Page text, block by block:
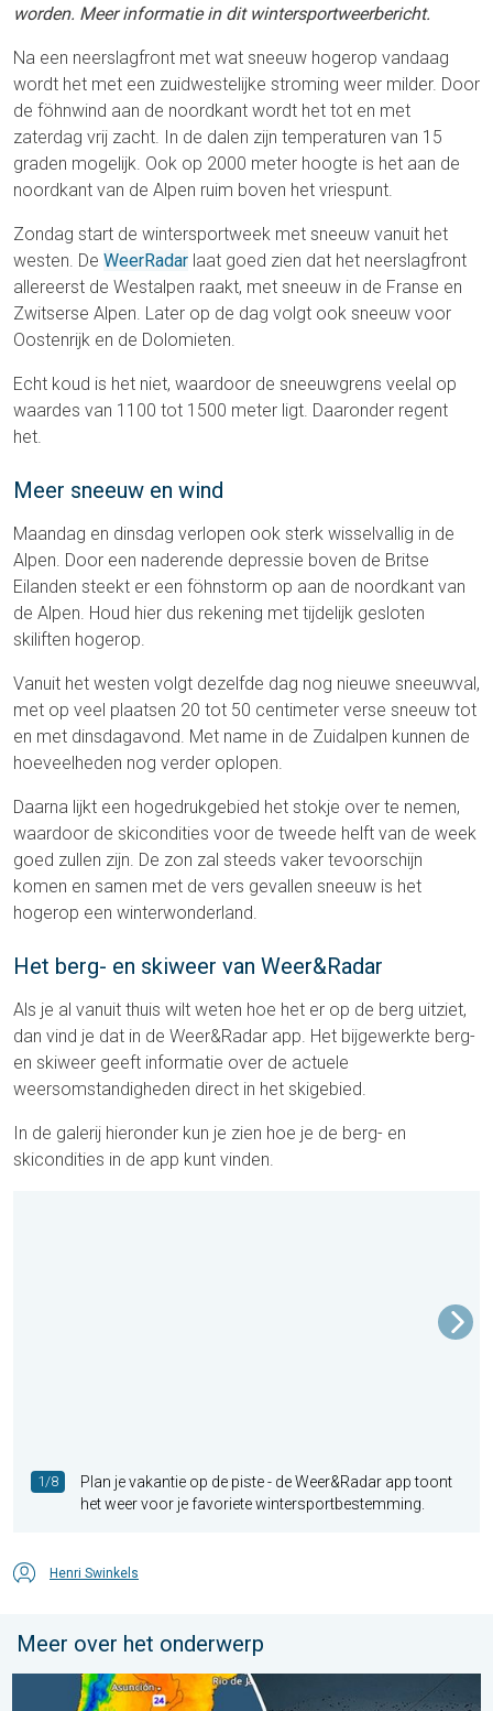
worden. Meer informatie in dit wintersportweerbericht.
Na een neerslagfront met wat sneeuw hogerop vandaag
wordt het met een zuidwestelijke stroming weer milder. Door
de föhnwind aan de noordkant wordt het tot en met
zaterdag vrij zacht. In de dalen zijn temperaturen van 15
graden mogelijk. Ook op 2000 meter hoogte is het aan de
noordkant van de Alpen ruim boven het vriespunt.
Zondag start de wintersportweek met sneeuw vanuit het
westen. De WeerRadar laat goed zien dat het neerslagfront
allereerst de Westalpen raakt, met sneeuw in de Franse en
Zwitserse Alpen. Later op de dag volgt ook sneeuw voor
Oostenrijk en de Dolomieten.
Echt koud is het niet, waardoor de sneeuwgrens veelal op
waardes van 1100 tot 1500 meter ligt. Daaronder regent
het.
Meer sneeuw en wind
Maandag en dinsdag verlopen ook sterk wisselvallig in de
Alpen. Door een naderende depressie boven de Britse
Eilanden steekt er een föhnstorm op aan de noordkant van
de Alpen. Houd hier dus rekening met tijdelijk gesloten
skiliften hogerop.
Vanuit het westen volgt dezelfde dag nog nieuwe sneeuwval,
met op veel plaatsen 20 tot 50 centimeter verse sneeuw tot
en met dinsdagavond. Met name in de Zuidalpen kunnen de
hoeveelheden nog verder oplopen.
Daarna lijkt een hogedrukgebied het stokje over te nemen,
waardoor de skicondities voor de tweede helft van de week
goed zullen zijn. De zon zal steeds vaker tevoorschijn
komen en samen met de vers gevallen sneeuw is het
hogerop een winterwonderland.
Het berg- en skiweer van Weer&Radar
Als je al vanuit thuis wilt weten hoe het er op de berg uitziet,
dan vind je dat in de Weer&Radar app. Het bijgewerkte berg-
en skiweer geeft informatie over de actuele
weersomstandigheden direct in het skigebied.
In de galerij hieronder kun je zien hoe je de berg- en
skicondities in de app kunt vinden.
1/8
Plan je vakantie op de piste - de Weer&Radar app toont
het weer voor je favoriete wintersportbestemming.
Henri Swinkels
Meer over het onderwerp
Wintergroet uit het zuidelijk halfrond. Veel sneeuw in de